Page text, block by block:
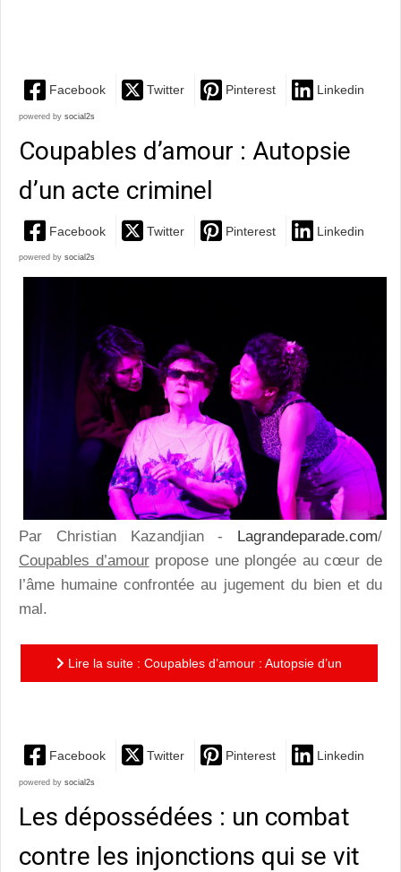
Facebook Twitter Pinterest Linkedin
powered by social2s
Coupables d’amour : Autopsie
d’un acte criminel
Facebook Twitter Pinterest Linkedin
powered by social2s
Par Christian Kazandjian - Lagrandeparade.com/
Coupables d’amourpropose une plongée au cœur de
l’âme humaine confrontée au jugement du bien et du
mal.
Lire la suite : Coupables d’amour : Autopsie d’un
Facebook Twitter Pinterest Linkedin
powered by social2s
Les dépossédées : un combat
contre les injonctions qui se vit